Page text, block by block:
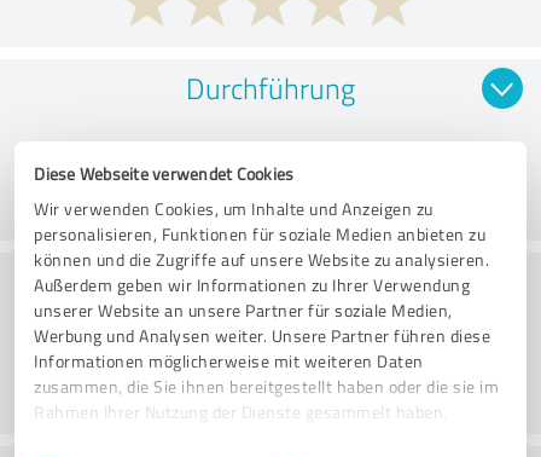
Diese Webseite verwendet Cookies
Wir verwenden Cookies, um Inhalte und Anzeigen zu
personalisieren, Funktionen für soziale Medien anbieten zu
können und die Zugriffe auf unsere Website zu analysieren.
Außerdem geben wir Informationen zu Ihrer Verwendung
unserer Website an unsere Partner für soziale Medien,
Werbung und Analysen weiter. Unsere Partner führen diese
Informationen möglicherweise mit weiteren Daten
zusammen, die Sie ihnen bereitgestellt haben oder die sie im
Rahmen Ihrer Nutzung der Dienste gesammelt haben.
Durchführung
Beratung